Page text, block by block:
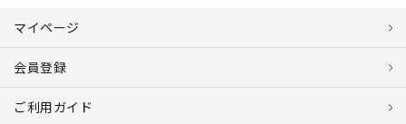
マイページ
会員登録
ご利用ガイド